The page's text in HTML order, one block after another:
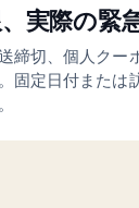
実際の緊急
締切、個人クー
固定日付または